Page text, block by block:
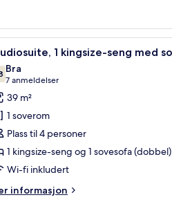
med overmadrass og minibarSengetøy
6 1 kingsize-seng med
av 10
Bra
7 anmeldelser
(7
anmeldelser)
39 m²
1 soverom
Plass til 4 personer
1 kingsize-seng og 1 sovesofa (dobbel)
Wi-fi inkludert
informasjon